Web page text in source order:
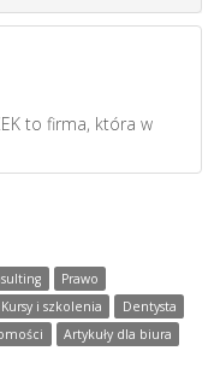
to firma, która w
Prawo
Kursy i szkolenia
Dentysta
Artykuły dla biura